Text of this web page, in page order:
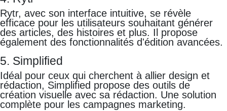
Rytr, avec son interface intuitive, se révèle
efficace pour les utilisateurs souhaitant générer
des articles, des histoires et plus. Il propose
également des fonctionnalités d'édition avancées.
5. Simplified
Idéal pour ceux qui cherchent à allier design et
rédaction, Simplified propose des outils de
création visuelle avec sa rédaction. Une solution
complète pour les campagnes marketing.